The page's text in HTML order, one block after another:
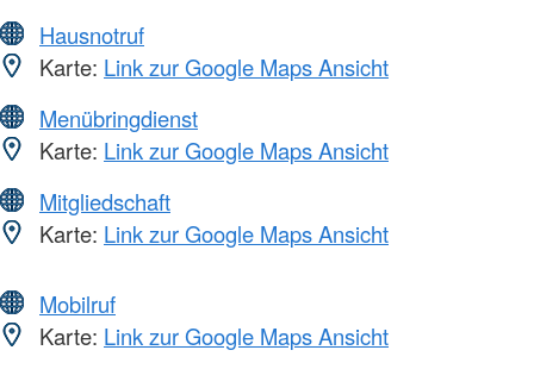
Hausnotruf
Karte: Link zur Google Maps Ansicht
Menübringdienst
Karte: Link zur Google Maps Ansicht
Mitgliedschaft
Karte: Link zur Google Maps Ansicht
Mobilruf
Karte: Link zur Google Maps Ansicht